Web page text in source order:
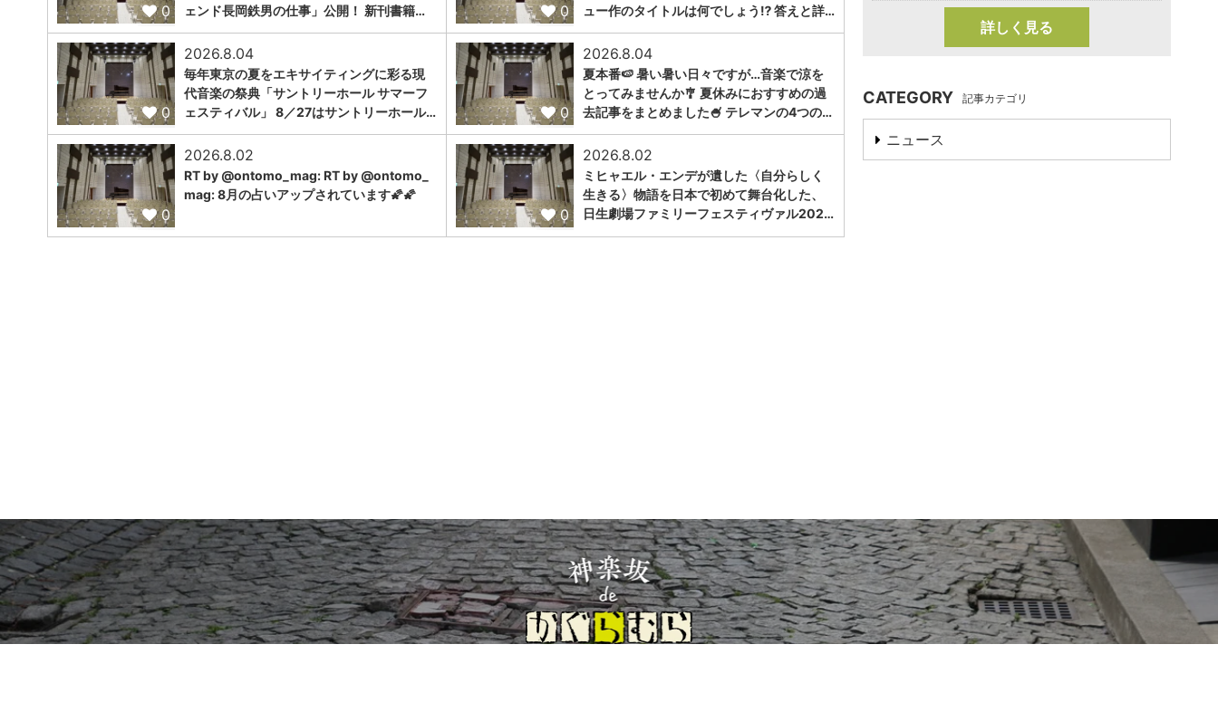
0
ェンド長岡鉄男の仕事」公開！ 新刊書籍…
0
ュー作のタイトルは何でしょう⁉️ 答えと詳…
0
2026.8.04
毎年東京の夏をエキサイティングに彩る現
代音楽の祭典「サントリーホール サマーフ
ェスティバル」 8／27はサントリーホール…
0
2026.8.04
夏本番🍉 暑い暑い日々ですが…音楽で涼を
とってみませんか🎐 夏休みにおすすめの過
去記事をまとめました🍧 テレマンの4つの…
0
2026.8.02
RT by @ontomo_mag: RT by @ontomo_
mag: 8月の占いアップされています🌠🌠
0
2026.8.02
ミヒャエル・エンデが遺した〈自分らしく
生きる〉物語を日本で初めて舞台化した、
日生劇場ファミリーフェスティヴァル202…
詳しく見る
CATEGORY 記事カテゴリ
ニュース